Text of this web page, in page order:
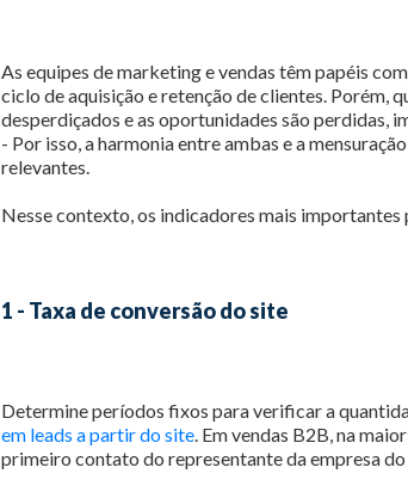
As equipes de marketing e vendas têm papéis
ciclo de aquisição e retenção de clientes. Porém,
desperdiçados e as oportunidades são perdidas,
- Por isso, a harmonia entre ambas e a
relevantes.
Nesse contexto, os indicadores mais importantes
1 - Taxa de conversão do site
Determine períodos fixos para verificar a
em leads a partir do site . Em vendas B2B, na
primeiro contato do representante da empresa